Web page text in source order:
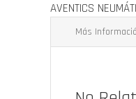
AVENTICS
Más
Información